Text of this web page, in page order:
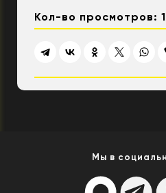
Кол-во просмотров:
Мы в